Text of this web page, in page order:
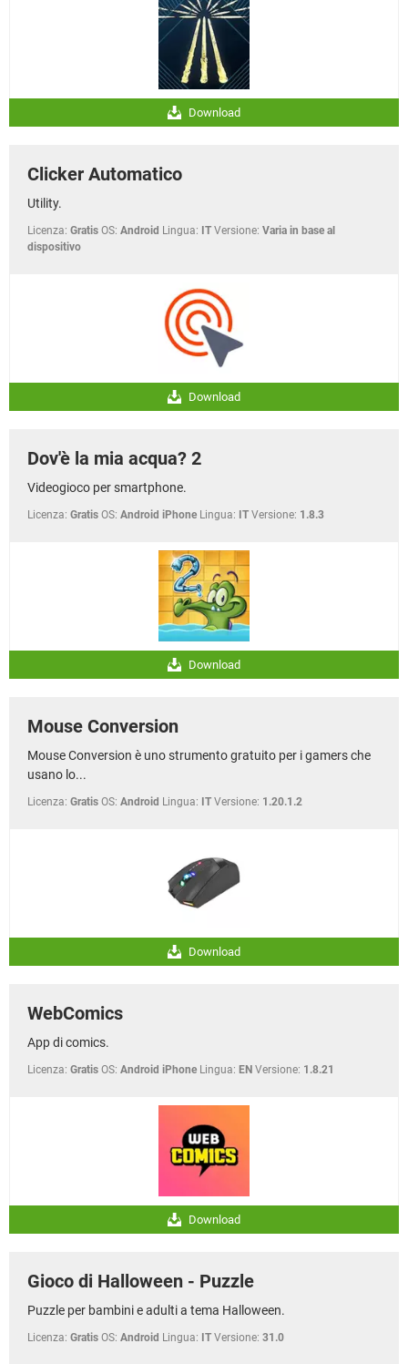
Download
Clicker Automatico
Utility.
Licenza: Gratis OS: Android Lingua: IT Versione: Varia in base al
dispositivo
Download
Dov'è la mia acqua? 2
Videogioco per smartphone.
Licenza: Gratis OS: Android iPhone Lingua: IT Versione: 1.8.3
Download
Mouse Conversion
Mouse Conversion è uno strumento gratuito per i gamers che
usano lo...
Licenza: Gratis OS: Android Lingua: IT Versione: 1.20.1.2
Download
WebComics
App di comics.
Licenza: Gratis OS: Android iPhone Lingua: EN Versione: 1.8.21
Download
Gioco di Halloween - Puzzle
Puzzle per bambini e adulti a tema Halloween.
Licenza: Gratis OS: Android Lingua: IT Versione: 31.0